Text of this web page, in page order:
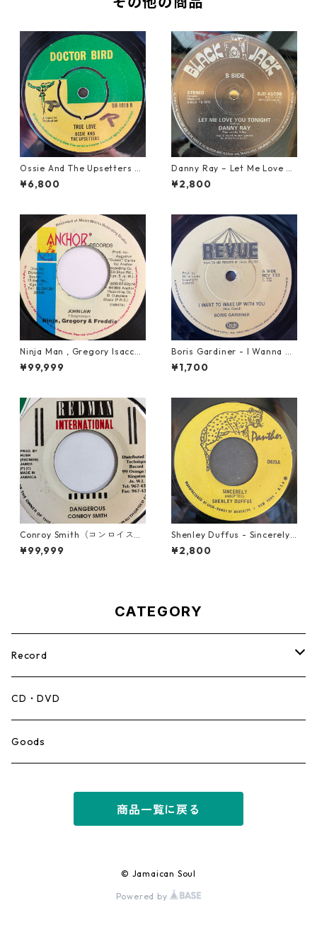
Ossie And The Upsetters -
True Love【7-22000】
¥6,800
Danny Ray – Let Me Love Yo
u Tonight【12-30001】
¥2,800
Ninja Man , Gregory Isaccs
& Freddie Mcgregor - John
Low【7-20010】
¥99,999
Boris Gardiner - I Wanna W
ake Up With You【7-2192
4】
¥1,700
Conroy Smith（コンロイスミ
ス） - Dangerous【7'】
¥99,999
Shenley Duffus - Sincerely
【7-22021】
¥2,800
CATEGORY
Record
Mento,Calypso,Ballad
Ska
CD・DVD
Goods
商品一覧に戻る
© Jamaican Soul
Powered by